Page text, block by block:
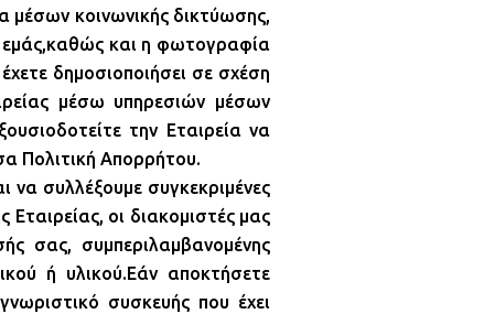
μέσων κοινωνικής δικτύωσης,
εμάς,καθώς και η φωτογραφία
δημοσιοποιήσει σε σχέση
μέσω υπηρεσιών μέσων
την Εταιρεία να
Πολιτική Απορρήτου.
να συλλέξουμε συγκεκριμένες
Εταιρείας, οι διακομιστές μας
σας, συμπεριλαμβανομένης
ή υλικού.Εάν αποκτήσετε
συσκευής που έχει